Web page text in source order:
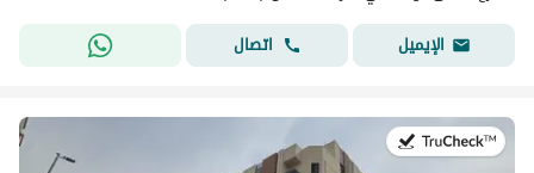
الإيميل
اتصال